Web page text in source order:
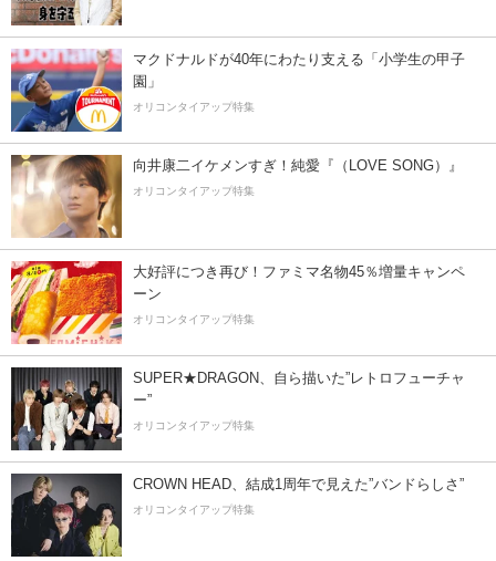
マクドナルドが40年にわたり支える「小学生の甲子
園」
オリコンタイアップ特集
向井康二イケメンすぎ！純愛『（LOVE SONG）』
オリコンタイアップ特集
大好評につき再び！ファミマ名物45％増量キャンペ
ーン
オリコンタイアップ特集
SUPER★DRAGON、自ら描いた”レトロフューチャ
ー”
オリコンタイアップ特集
CROWN HEAD、結成1周年で見えた”バンドらしさ”
オリコンタイアップ特集